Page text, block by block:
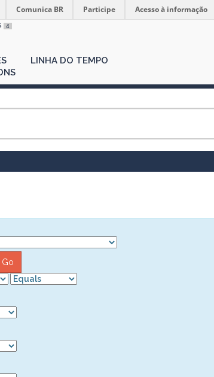
Comunica BR Participe Acesso à informação
4
LINHA DO TEMPO